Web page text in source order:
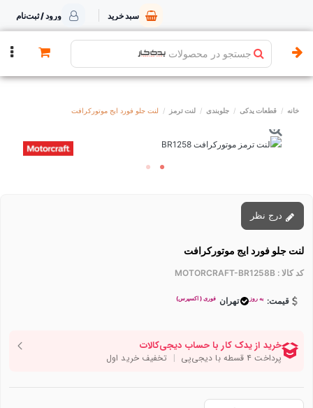
سبد خرید ورود / ثبت‌نام
جستجو در محصولات
خانه قطعات یدکی جلوبندی لنت ترمز لنت جلو فورد ایج موتورکرافت
لنت جلو فورد ایج موتورکرافت
کد کالا : MOTORCRAFT-BR1258B
قیمت: به روز تهران فوری ( اکسپرس)